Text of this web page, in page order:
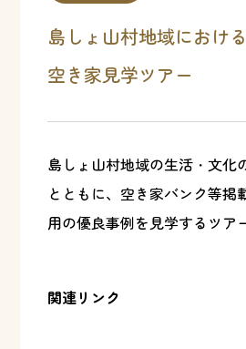
島しょ山村地域におけ
空き家見学ツアー
島しょ山村地域の生活・文化
とともに、空き家バンク等掲
用の優良事例を見学するツア
関連リンク